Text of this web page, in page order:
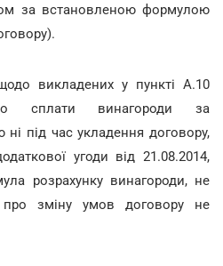
за встановленою формулою
викладених у пункті А.10
сплати винагороди за
під час укладення договору,
угоди від 21.08.2014,
розрахунку винагороди, не
зміну умов договору не